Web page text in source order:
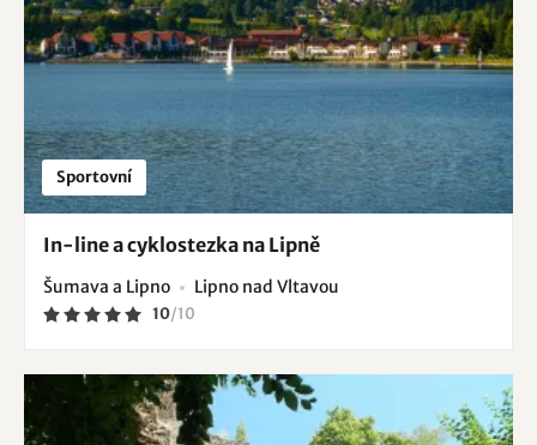
Sportovní
In-line a cyklostezka na Lipně
Šumava a Lipno Lipno nad Vltavou
10/10